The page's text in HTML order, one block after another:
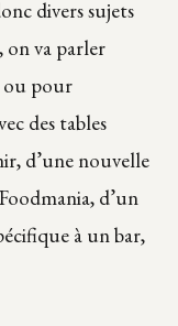
divers sujets
on va parler
ou pour
des tables
d’une nouvelle
d’un
à un bar,